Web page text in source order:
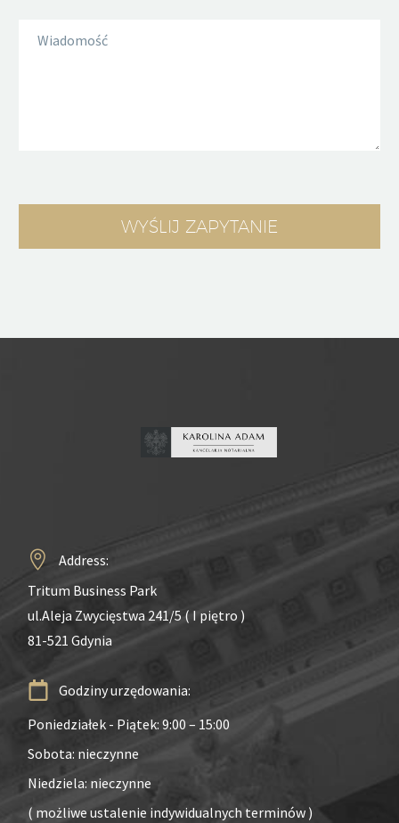
Address:
Tritum Business Park
ul.Aleja Zwycięstwa 241/5 ( I piętro )
81-521 Gdynia
Godziny urzędowania:
Poniedziałek - Piątek: 9:00 – 15:00
Sobota: nieczynne
Niedziela: nieczynne
( możliwe ustalenie indywidualnych terminów )